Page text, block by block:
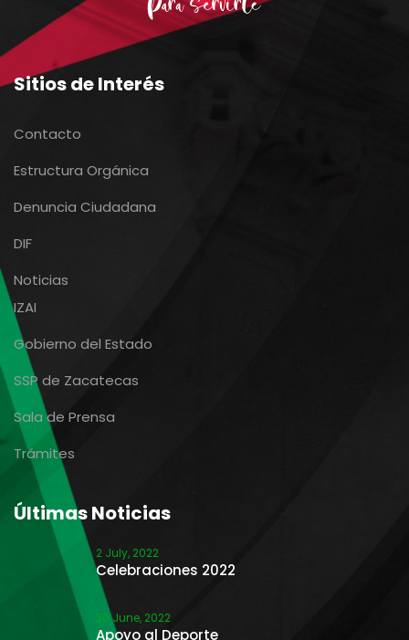
Sitios de Interés
Contacto
Estructura Orgánica
Denuncia Ciudadana
DIF
Noticias
IZAI
Gobierno del Estado
SSP de Zacatecas
Sala de Prensa
Trámites
Últimas Noticias
2 July, 2022
Celebraciones 2022
30 June, 2022
Apoyo al Deporte